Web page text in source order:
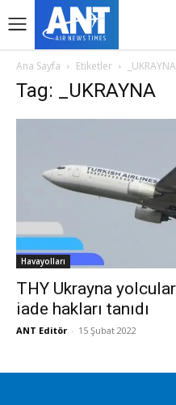
Ana Sayfa Etiketler _UKRAYNA
Tag: _UKRAYNA
Havayolları
THY Ukrayna
iade hakları tanıdı
ANT Editör - 15 Şubat 2022